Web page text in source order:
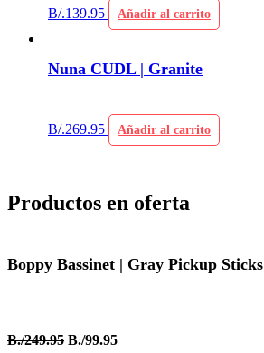
B/.139.95 Añadir al carrito
Nuna CUDL | Granite
B/.269.95 Añadir al carrito
Productos en oferta
Boppy Bassinet | Gray Pickup Sticks
B./249.95 B./99.95